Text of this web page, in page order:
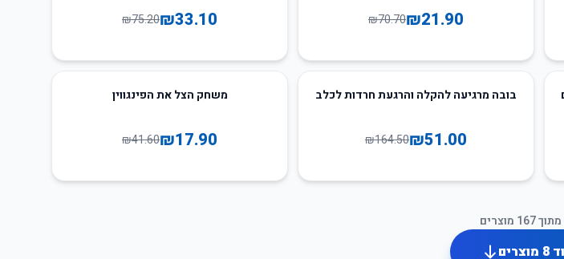
₪21.90
₪70.70
₪33.10
₪75.20
69%בובה מרגיעה להקלה והרגעת חרדות לכלב
₪51.00
₪164.50
משחק הצל את הפינגווין
₪17.90
₪41.60
מתוך167 מוצרים
8 מוצרים